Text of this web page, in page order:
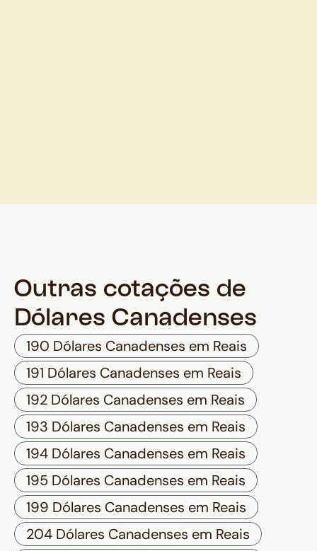
Outras cotações de
Dólares Canadenses
190 Dólares Canadenses em Reais
191 Dólares Canadenses em Reais
192 Dólares Canadenses em Reais
193 Dólares Canadenses em Reais
194 Dólares Canadenses em Reais
195 Dólares Canadenses em Reais
199 Dólares Canadenses em Reais
204 Dólares Canadenses em Reais